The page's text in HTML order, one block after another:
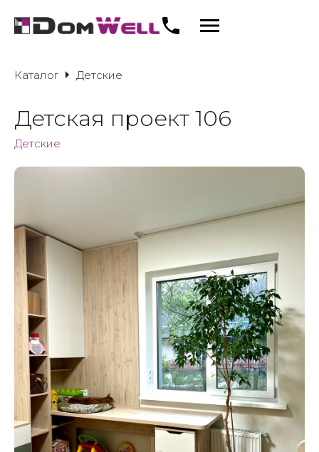
Каталог Детские
Детская проект 106
Детские